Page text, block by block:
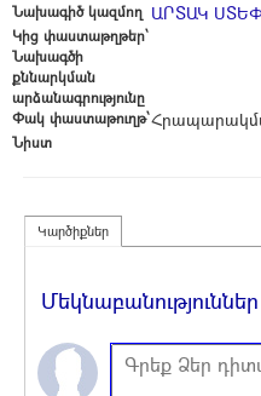
Նախագիծ կազմող ԱՐՏԱԿ
Կից փաստաթղթեր՝
Նախագծի
քննարկման
արձանագրությունը
Փակ փաստաթուղթ՝
Նիստ
Կարծիքներ
Մեկնաբանություններ